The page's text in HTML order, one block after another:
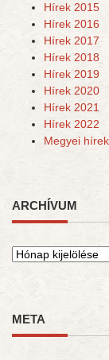
Hírek 2015
Hírek 2016
Hírek 2017
Hírek 2018
Hírek 2019
Hírek 2020
Hírek 2021
Hírek 2022
Megyei hírek
ARCHÍVUM
Archívum
META